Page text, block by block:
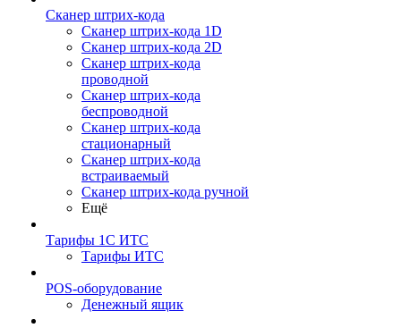
Сканер штрих-кода
Сканер штрих-кода 1D
Сканер штрих-кода 2D
Сканер штрих-кода
проводной
Сканер штрих-кода
беспроводной
Сканер штрих-кода
стационарный
Сканер штрих-кода
встраиваемый
Сканер штрих-кода ручной
Ещё
Тарифы 1С ИТС
Тарифы ИТС
POS-оборудование
Денежный ящик